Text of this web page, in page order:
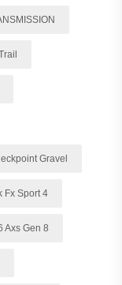
Gravel
Fx Sport 4
Axs Gen 8